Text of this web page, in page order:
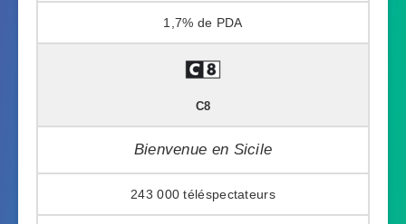
1,7%
C8
Bienvenue en Sicile
243 000